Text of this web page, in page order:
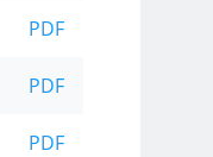
PDF
PDF
PDF